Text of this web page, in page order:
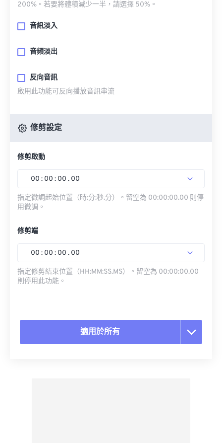
200%。若要將體積減少一半，請選擇 50%。
音訊淡入
音頻淡出
反向音訊
啟用此功能可反向播放音訊串流
修剪設定
修剪啟動
00 : 00 : 00 . 00
指定微調起始位置（時:分:秒.分）。留空為 00:00:00.00 則停
用微調。
修剪端
00 : 00 : 00 . 00
指定修剪結束位置（HH:MM:SS.MS）。留空為 00:00:00.00
則停用此功能。
適用於所有